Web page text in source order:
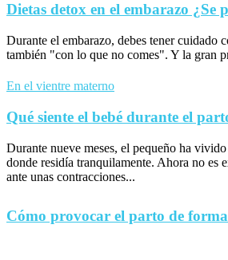
Dietas detox en el embarazo ¿Se
Durante el embarazo, debes tener cuidado
también "con lo que no comes". Y la gran
En el vientre materno
Qué siente el bebé durante el
Durante nueve meses, el pequeño ha
donde residía tranquilamente. Ahora no es
ante unas contracciones...
Cómo provocar el parto de